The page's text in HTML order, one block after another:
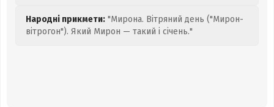
Народні прикмети: "Мирона. Вітряний день ("Мирон-
вітрогон"). Який Мирон — такий і січень."